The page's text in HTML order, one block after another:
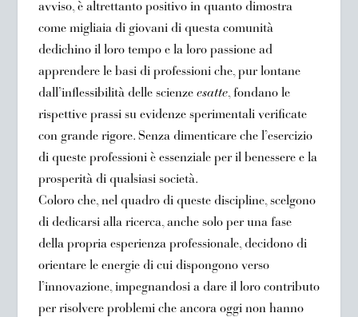
avviso, è altrettanto positivo in quanto dimostra
come migliaia di giovani di questa comunità
dedichino il loro tempo e la loro passione ad
apprendere le basi di professioni che, pur lontane
dall’inflessibilità delle scienze esatte, fondano le
rispettive prassi su evidenze sperimentali verificate
con grande rigore. Senza dimenticare che l’esercizio
di queste professioni è essenziale per il benessere e la
prosperità di qualsiasi società.
Coloro che, nel quadro di queste discipline, scelgono
di dedicarsi alla ricerca, anche solo per una fase
della propria esperienza professionale, decidono di
orientare le energie di cui dispongono verso
l’innovazione, impegnandosi a dare il loro contributo
per risolvere problemi che ancora oggi non hanno